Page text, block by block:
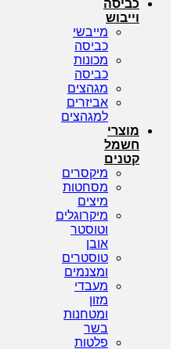
כביסה
וייבוש
מייבשי
כביסה
מכונות
כביסה
מגהצים
אביזרים
למגהצים
מוצרי
חשמל
קטנים
מיקסרים
מסחטות
מיצים
מיקרוגלים
וטוסטר
אובן
טוסטרים
ומצנמים
מעבדי
מזון
ומטחנות
בשר
פלטות